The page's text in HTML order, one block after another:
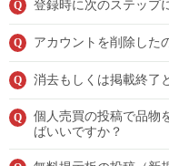
Q 登録時に次のステップ
Q アカウントを削除した
Q 消去もしくは掲載終了
Q
個人売買の投稿で品物
ばいいですか？